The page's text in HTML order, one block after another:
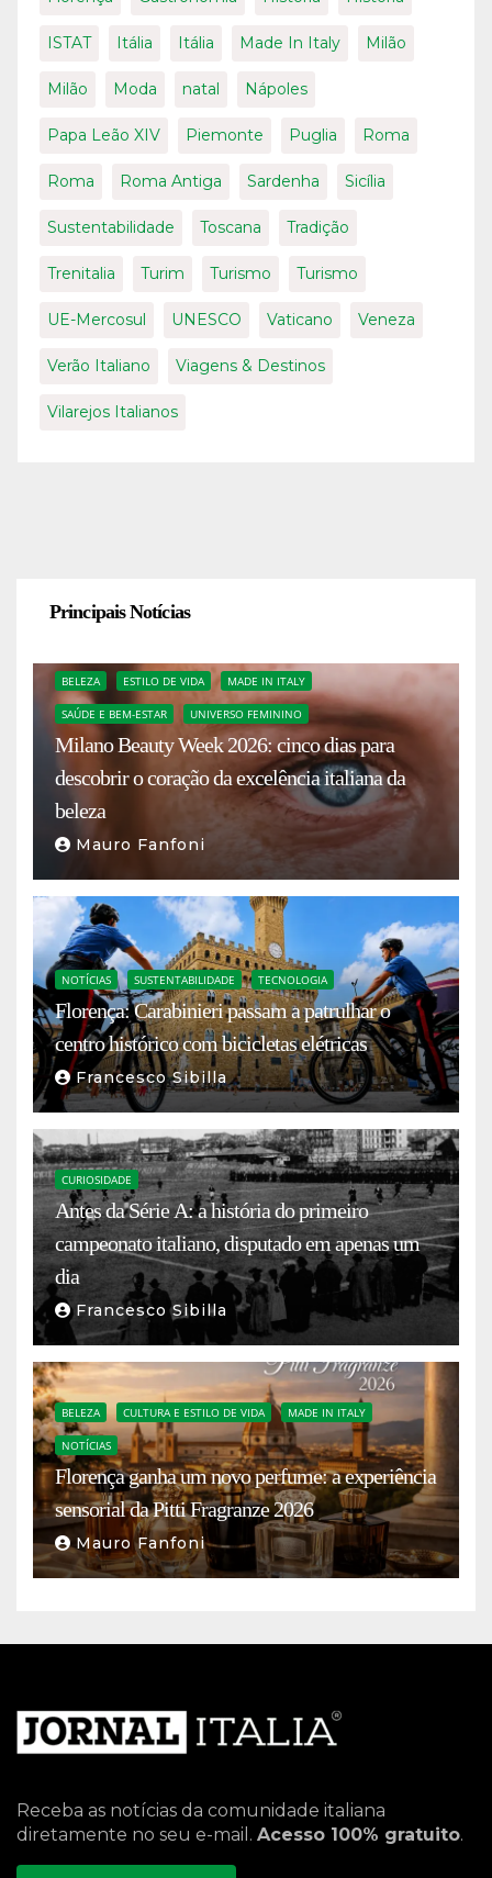
ISTAT Itália Itália Made In Italy Milão
Milão Moda natal Nápoles
Papa Leão XIV Piemonte Puglia Roma
Roma Roma Antiga Sardenha Sicília
Sustentabilidade Toscana Tradição
Trenitalia Turim Turismo Turismo
UE-Mercosul UNESCO Vaticano Veneza
Verão Italiano Viagens & Destinos
Vilarejos Italianos
Principais Notícias
BELEZA ESTILO DE VIDA MADE IN ITALY
SAÚDE E BEM-ESTAR UNIVERSO FEMININO
Milano Beauty Week 2026: cinco dias para
descobrir o coração da excelência italiana da
beleza
Mauro Fanfoni
NOTÍCIAS SUSTENTABILIDADE TECNOLOGIA
Florença: Carabinieri passam a patrulhar o
centro histórico com bicicletas elétricas
Francesco Sibilla
CURIOSIDADE
Antes da Série A: a história do primeiro
campeonato italiano, disputado em apenas um
dia
Francesco Sibilla
BELEZA CULTURA E ESTILO DE VIDA MADE IN ITALY
NOTÍCIAS
Florença ganha um novo perfume: a experiência
sensorial da Pitti Fragranze 2026
Mauro Fanfoni
Receba as notícias da comunidade italiana
diretamente no seu e-mail. Acesso 100% gratuito.